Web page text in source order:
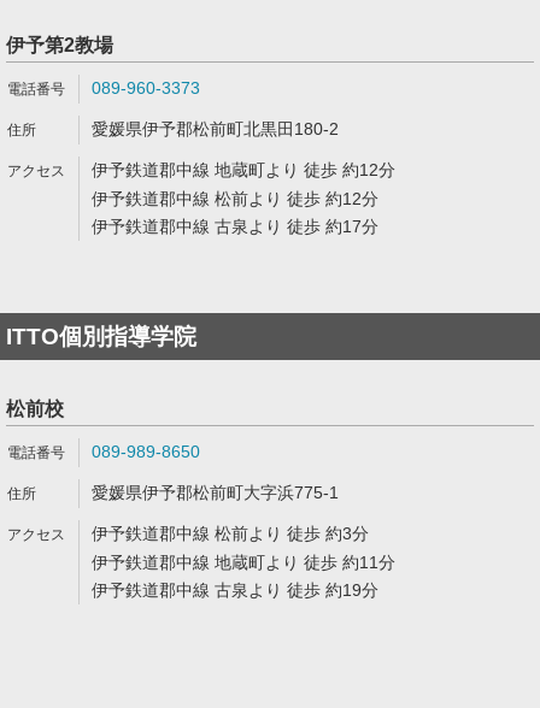
伊予第2教場
089-960-3373
愛媛県伊予郡松前町北黒田180-2
伊予鉄道郡中線 地蔵町より 徒歩 約12分
伊予鉄道郡中線 松前より 徒歩 約12分
伊予鉄道郡中線 古泉より 徒歩 約17分
ITTO個別指導学院
松前校
089-989-8650
愛媛県伊予郡松前町大字浜775-1
伊予鉄道郡中線 松前より 徒歩 約3分
伊予鉄道郡中線 地蔵町より 徒歩 約11分
伊予鉄道郡中線 古泉より 徒歩 約19分